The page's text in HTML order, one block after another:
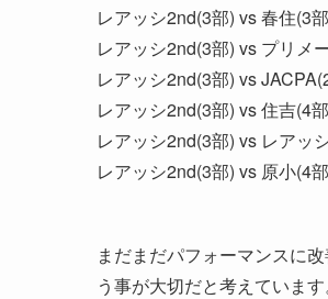
レアッシ2nd(3部) vs 春住(3
レアッシ2nd(3部) vs プリメ
レアッシ2nd(3部) vs
レアッシ2nd(3部) vs 住吉(4
レアッシ2nd(3部) vs レアッ
レアッシ2nd(3部) vs 原小(4
まだまだパフォーマンスに
う事が大切だと考えています